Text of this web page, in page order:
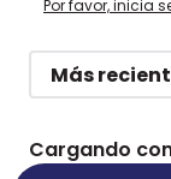
0
Por favor, inicia
Más